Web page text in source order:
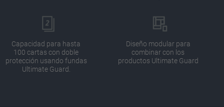
Capacidad para hasta
100 cartas con doble
protección usando fundas
Ultimate Guard.
Diseño modular para
combinar con los
productos Ultimate Guard